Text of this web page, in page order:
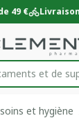
49 €
et hygiène